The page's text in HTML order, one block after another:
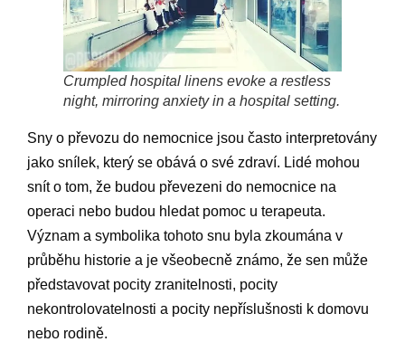
Crumpled hospital linens evoke a restless
night, mirroring anxiety in a hospital setting.
Sny o převozu do nemocnice jsou často interpretovány
jako snílek, který se obává o své zdraví. Lidé mohou
snít o tom, že budou převezeni do nemocnice na
operaci nebo budou hledat pomoc u terapeuta.
Význam a symbolika tohoto snu byla zkoumána v
průběhu historie a je všeobecně známo, že sen může
představovat pocity zranitelnosti, pocity
nekontrolovatelnosti a pocity nepříslušnosti k domovu
nebo rodině.